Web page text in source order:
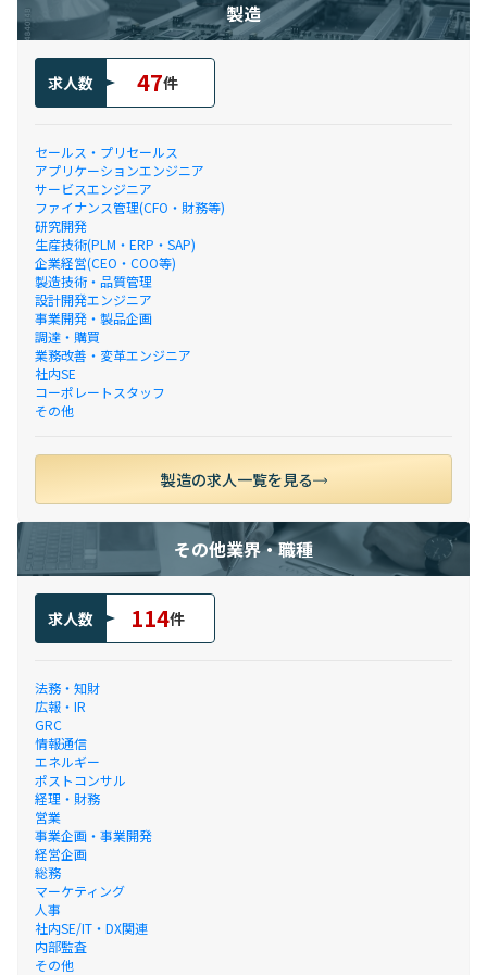
製造
求人数 47件
セールス・プリセールス
アプリケーションエンジニア
サービスエンジニア
ファイナンス管理(CFO・財務等)
研究開発
生産技術(PLM・ERP・SAP)
企業経営(CEO・COO等)
製造技術・品質管理
設計開発エンジニア
事業開発・製品企画
調達・購買
業務改善・変革エンジニア
社内SE
コーポレートスタッフ
その他
製造の求人一覧を見る
その他業界・職種
求人数 114件
法務・知財
広報・IR
GRC
情報通信
エネルギー
ポストコンサル
経理・財務
営業
事業企画・事業開発
経営企画
総務
マーケティング
人事
社内SE/IT・DX関連
内部監査
その他